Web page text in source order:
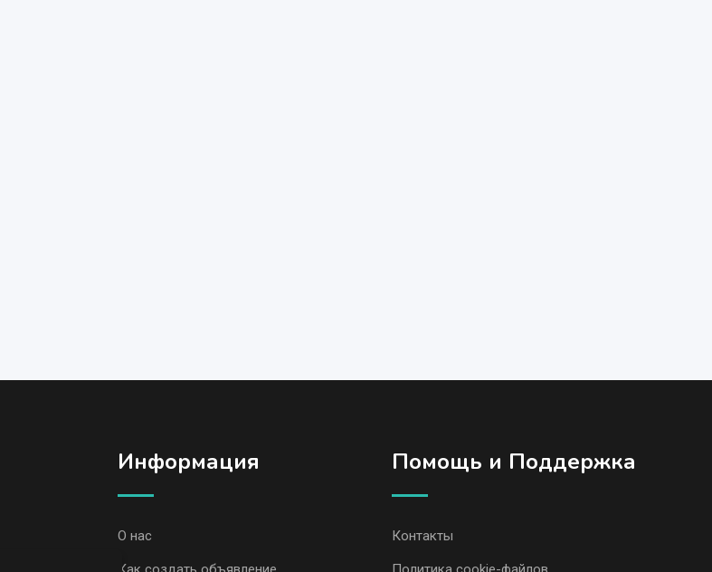
Информация
О нас
Помощь и Поддержка
Контакты